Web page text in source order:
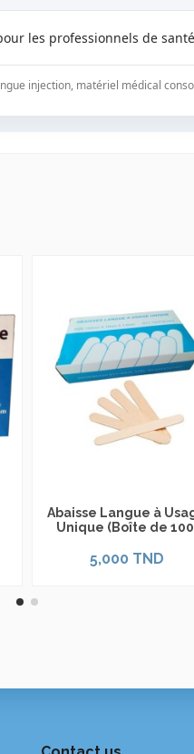
les professionnels de
injection, matériel médical
Abaisse Langue à
Unique (Boîte de
5,000 TND